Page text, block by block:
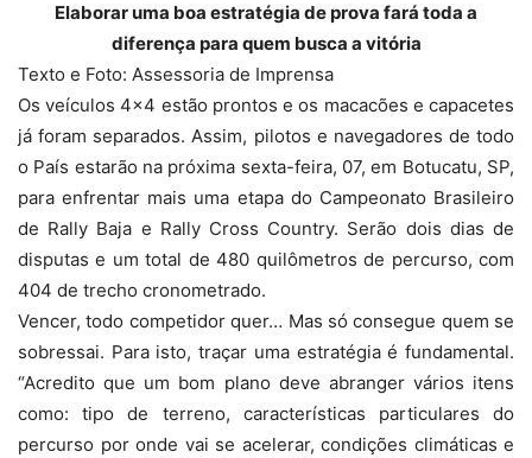
Elaborar uma boa estratégia de prova fará toda a
diferença para quem busca a vitória
Texto e Foto: Assessoria de Imprensa
Os veículos 4×4 estão prontos e os macacões e capacetes
já foram separados. Assim, pilotos e navegadores de todo
o País estarão na próxima sexta-feira, 07, em Botucatu, SP,
para enfrentar mais uma etapa do Campeonato Brasileiro
de Rally Baja e Rally Cross Country. Serão dois dias de
disputas e um total de 480 quilômetros de percurso, com
404 de trecho cronometrado.
Vencer, todo competidor quer… Mas só consegue quem se
sobressai. Para isto, traçar uma estratégia é fundamental.
“Acredito que um bom plano deve abranger vários itens
como: tipo de terreno, características particulares do
percurso por onde vai se acelerar, condições climáticas e